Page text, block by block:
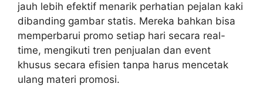
jauh lebih efektif menarik perhatian pejalan kaki
dibanding gambar statis. Mereka bahkan bisa
memperbarui promo setiap hari secara real-
time, mengikuti tren penjualan dan event
khusus secara efisien tanpa harus mencetak
ulang materi promosi.